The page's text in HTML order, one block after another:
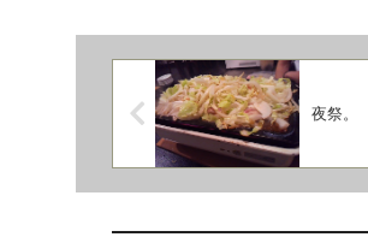
夜祭。